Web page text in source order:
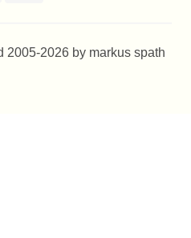
2005-2026 by markus spath